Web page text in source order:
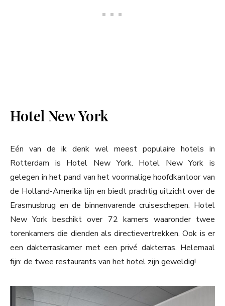
Hotel New York
Eén van de ik denk wel meest populaire hotels in
Rotterdam is Hotel New York. Hotel New York is
gelegen in het pand van het voormalige hoofdkantoor van
de Holland-Amerika lijn en biedt prachtig uitzicht over de
Erasmusbrug en de binnenvarende cruiseschepen. Hotel
New York beschikt over 72 kamers waaronder twee
torenkamers die dienden als directievertrekken. Ook is er
een dakterraskamer met een privé dakterras. Helemaal
fijn: de twee restaurants van het hotel zijn geweldig!